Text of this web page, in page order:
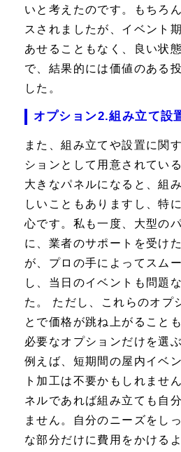
いと考えたのです。もちろ
スされましたが、イベント
あせることもなく、良い状
で、結果的には価値のある
した。
オプション2.組み立て設
また、組み立てや設置に関
ションとして用意されてい
大きなパネルになると、組
しいこともありますし、特
心です。私も一度、大型の
に、業者のサポートを受け
が、プロの手によってスム
し、当日のイベントも問題
た。 ただし、これらのオプ
とで価格が跳ね上がること
必要なオプションだけを選
例えば、短期間の屋内イベ
ト加工は不要かもしれませ
ネルであれば組み立ても自
ません。自分のニーズをし
な部分だけに費用をかける